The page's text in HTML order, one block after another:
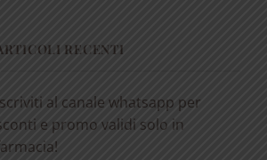
RECENTI
al canale whatsapp per
e promo validi solo in